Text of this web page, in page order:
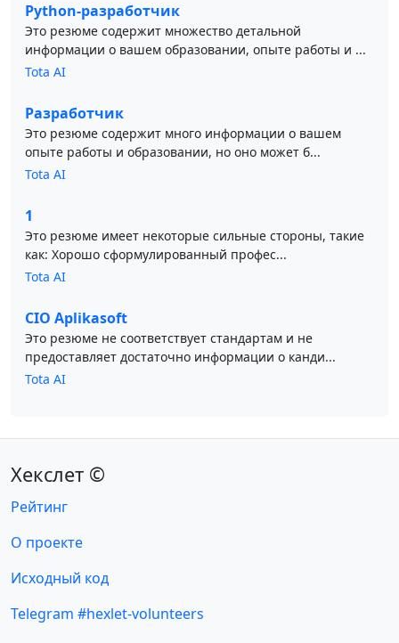
Python-разработчик
Это резюме содержит множество детальной
информации о вашем образовании, опыте работы и ...
Tota AI
Разработчик
Это резюме содержит много информации о вашем
опыте работы и образовании, но оно может б...
Tota AI
1
Это резюме имеет некоторые сильные стороны, такие
как: Хорошо сформулированный профес...
Tota AI
CIO Aplikasoft
Это резюме не соответствует стандартам и не
предоставляет достаточно информации о канди...
Tota AI
Хекслет ©
Рейтинг
О проекте
Исходный код
Telegram #hexlet-volunteers